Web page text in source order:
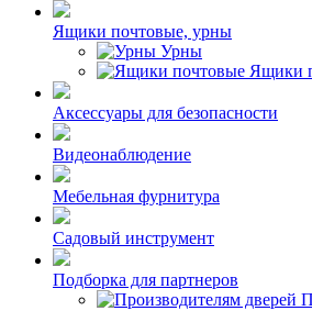
Ящики почтовые, урны
Урны
Ящики
Аксессуары для безопасности
Видеонаблюдение
Мебельная фурнитура
Садовый инструмент
Подборка для партнеров